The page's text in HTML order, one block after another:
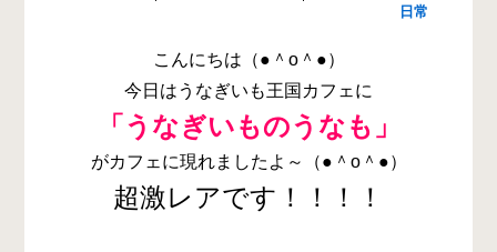
日常
こんにちは（●＾o＾●）
今日はうなぎいも王国カフェに
「うなぎいものうなも」
がカフェに現れましたよ～（●＾o＾●）
超激レアです！！！！